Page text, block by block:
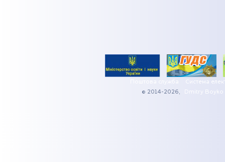
Поштова служба
Система
© 2014-2026,
Dmitry Boyko